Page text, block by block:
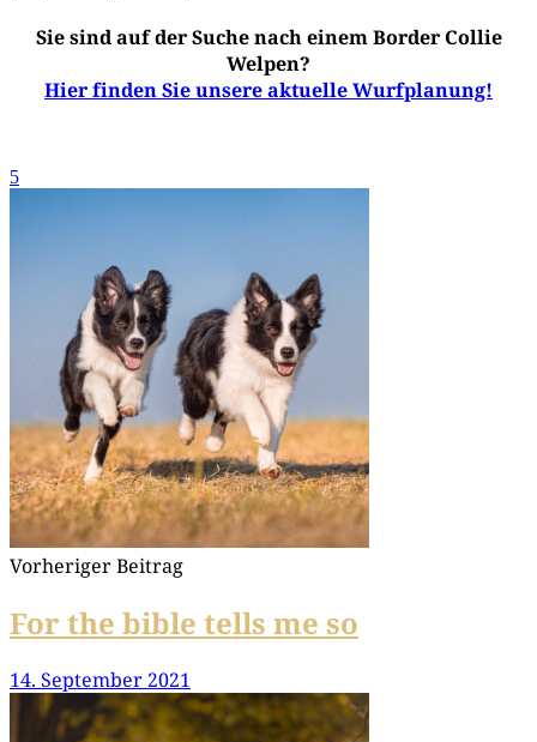
Sie sind auf der Suche nach einem Border Collie
Welpen?
Hier finden Sie unsere aktuelle Wurfplanung!
5
Vorheriger Beitrag
For the bible tells me so
14. September 2021